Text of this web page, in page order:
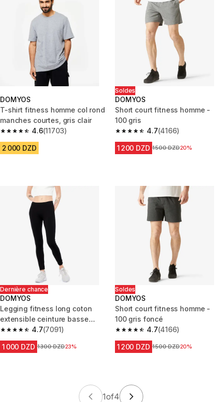
DOMYOS
T-shirt fitness homme col rond
manches courtes, gris clair
4.6
4.6 out of 5 stars from 11703 reviews
(11703)
2 000 DZD
Soldes
DOMYOS
Short court fitness homme -
100 gris
4.7
4.7 out of 5 stars from 4166
(4166)
1 200 DZD Prix avant la réduction
1 500 DZD20%
Dernière chance
DOMYOS
Legging fitness long coton
extensible ceinture basse
femme - Salto noir
4.7
4.7 out of 5 stars from 7091 reviews
(7091)
1 000 DZD Prix avant la réduction
1 300 DZD23%
Soldes
DOMYOS
Short court fitness homme -
100 gris foncé
4.7
4.7 out of 5 stars from 4166
(4166)
1 200 DZD Prix avant la réduction
1 500 DZD20%
1of4